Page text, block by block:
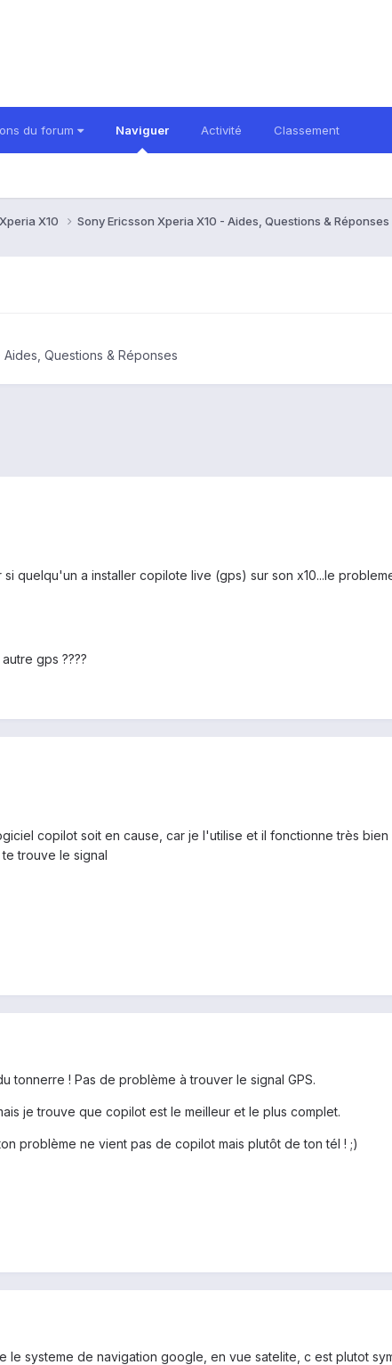
du forum Naviguer Activité Classement
X10 Sony Ericsson Xperia X10 - Aides, Questions & Réponses
Questions & Réponses
si quelqu'un a installer copilote live (gps) sur son x10...le
gps ????
copilot soit en cause, car je l'utilise et il fonctionne très
trouve le signal
tonnerre ! Pas de problème à trouver le signal GPS.
je trouve que copilot est le meilleur et le plus complet.
problème ne vient pas de copilot mais plutôt de ton tél ! ;)
le systeme de navigation google, en vue satelite, c est plutot